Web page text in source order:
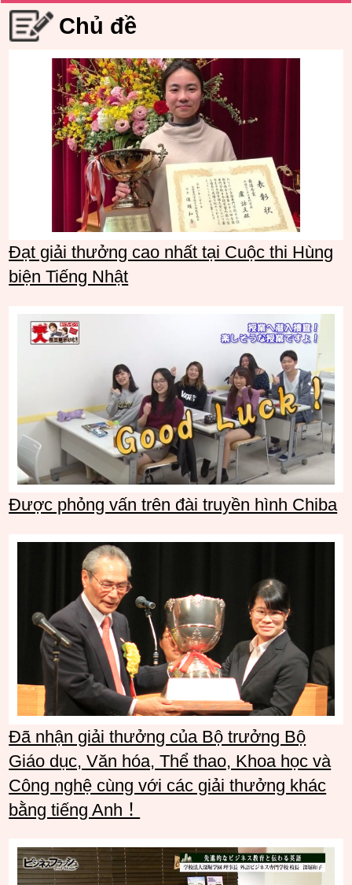
Chủ đề
Đạt giải thưởng cao nhất tại Cuộc thi Hùng
biện Tiếng Nhật
Được phỏng vấn trên đài truyền hình Chiba
Đã nhận giải thưởng của Bộ trưởng Bộ
Giáo dục, Văn hóa, Thể thao, Khoa học và
Công nghệ cùng với các giải thưởng khác
bằng tiếng Anh！